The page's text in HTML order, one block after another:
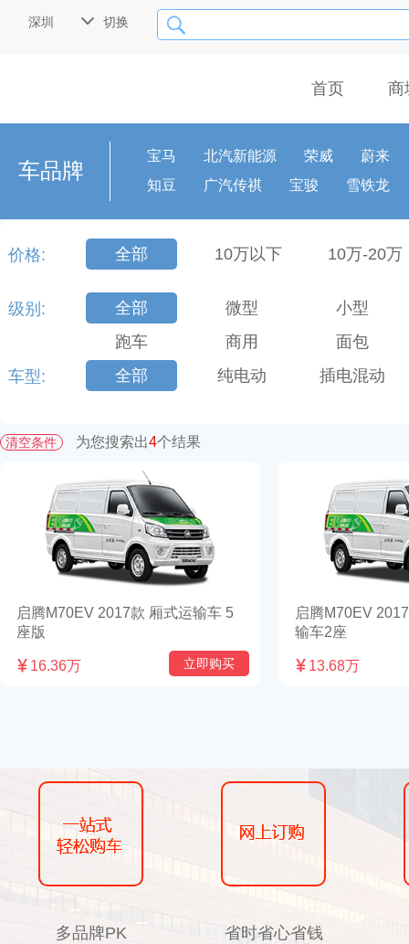
深圳  切换 
首页 商
车品牌
宝马 北汽新能源 荣威
蔚来
知豆
广汽传祺 宝骏 雪铁龙
价格: 全部 10万以下 10万-20万
级别: 全部 微型
小型
跑车
商用
面包
车型:
全部 纯电动 插电混动
清空条件 为您搜索出4个结果
启腾M70EV 2017款 厢式运输车 5
座版
 16.36万 立即购买
启腾M70EV
输车2座
 13.68万
多品牌PK
省时省心省钱